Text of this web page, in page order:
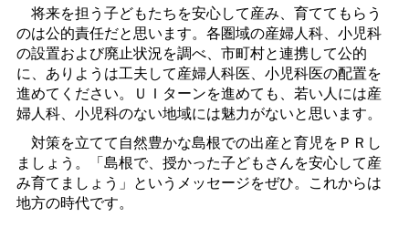
将来を担う子どもたちを安心して産み、育ててもらう
のは公的責任だと思います。各圏域の産婦人科、小児科
の設置および廃止状況を調べ、市町村と連携して公的
に、ありようは工夫して産婦人科医、小児科医の配置を
進めてください。ＵＩターンを進めても、若い人には産
婦人科、小児科のない地域には魅力がないと思います。
対策を立てて自然豊かな島根での出産と育児をＰＲし
ましょう。「島根で、授かった子どもさんを安心して産
み育てましょう」というメッセージをぜひ。これからは
地方の時代です。